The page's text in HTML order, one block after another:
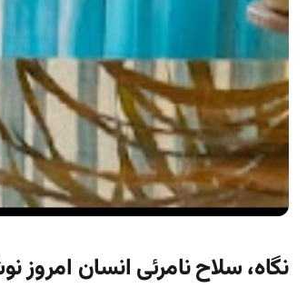
نگاه، سلاح نامرئی انسان امروز